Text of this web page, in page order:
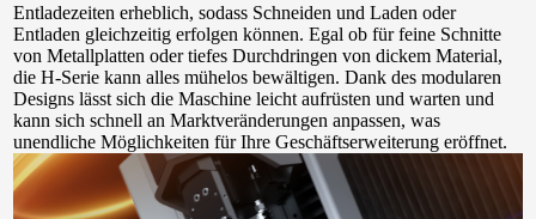
Entladezeiten erheblich, sodass Schneiden und Laden oder
Entladen gleichzeitig erfolgen können. Egal ob für feine Schnitte
von Metallplatten oder tiefes Durchdringen von dickem Material,
die H-Serie kann alles mühelos bewältigen. Dank des modularen
Designs lässt sich die Maschine leicht aufrüsten und warten und
kann sich schnell an Marktveränderungen anpassen, was
unendliche Möglichkeiten für Ihre Geschäftserweiterung eröffnet.